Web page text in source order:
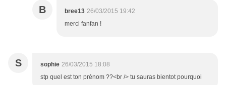
B bree13 26/03/2015 19:42
merci fanfan !
S sophie 26/03/2015 18:08
stp quel est ton prénom ??<br /> tu sauras bientot pourquoi